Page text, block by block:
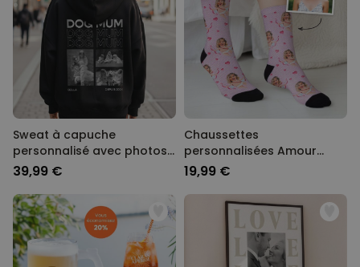
Sweat à capuche
personnalisé avec photos
en noir et blanc et texte
39,99 €
Chaussettes
personnalisées Amour
avec votre visage
19,99 €